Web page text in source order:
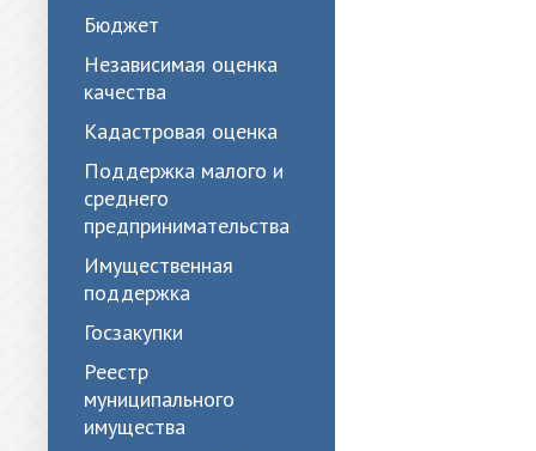
Бюджет
Независимая оценка
качества
Кадастровая оценка
Поддержка малого и
среднего
предпринимательства
Имущественная
поддержка
Госзакупки
Реестр
муниципального
имущества